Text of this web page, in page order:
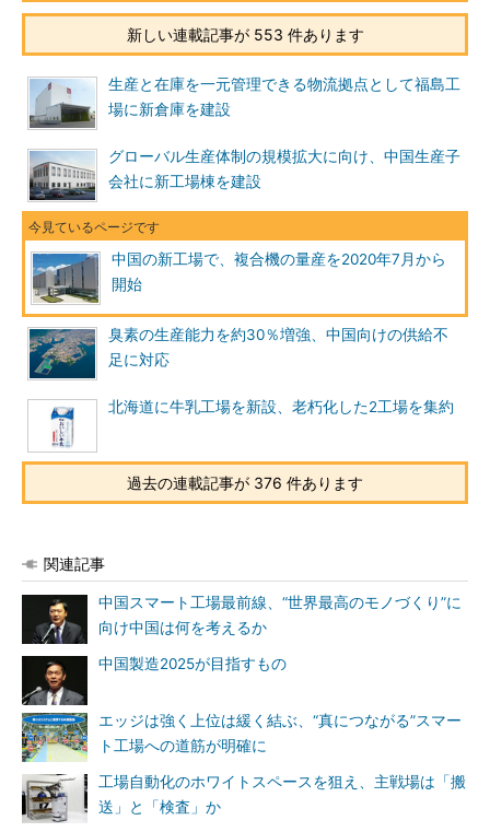
新しい連載記事が 553 件あります
生産と在庫を一元管理できる物流拠点として福島工
場に新倉庫を建設
グローバル生産体制の規模拡大に向け、中国生産子
会社に新工場棟を建設
中国の新工場で、複合機の量産を2020年7月から
開始
臭素の生産能力を約30％増強、中国向けの供給不
足に対応
北海道に牛乳工場を新設、老朽化した2工場を集約
過去の連載記事が 376 件あります
関連記事
中国スマート工場最前線、“世界最高のモノづくり”に
向け中国は何を考えるか
中国製造2025が目指すもの
エッジは強く上位は緩く結ぶ、“真につながる”スマー
ト工場への道筋が明確に
工場自動化のホワイトスペースを狙え、主戦場は「搬
送」と「検査」か